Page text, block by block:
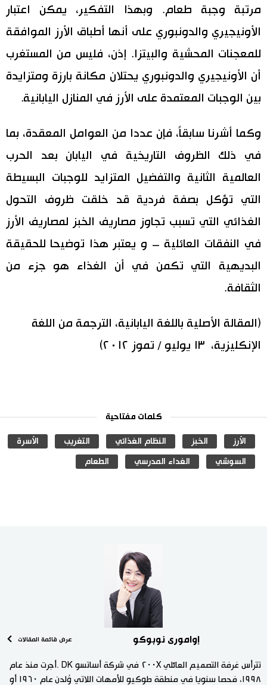
مرتبة وجبة طعام. وبهذا التفكير، يمكن اعتبار
الأونيجيري والدونبوري على أنها أطباق الأرز الموافقة
للمعجنات المحشية والبيتزا. إذن، فليس من المستغرب
أن الأونيجيري والدونبوري يحتلان مكانة بارزة ومتزايدة
بين الوجبات المعتمدة على الأرز في المنازل اليابانية.
وكما أشرنا سابقاً، فإن عددا من العوامل المعقدة، بما
في ذلك الظروف التاريخية في اليابان بعد الحرب
العالمية الثانية والتفضيل المتزايد للوجبات البسيطة
التي تؤكل بصفة فردية قد خلقت ظروف التحول
الغذائي التي تسبب تجاوز مصاريف الخبز لمصاريف الأرز
في النفقات العائلية – و يعتبر هذا توضيحا للحقيقة
البديهية التي تكمن في أن الغذاء هو جزء من
الثقافة.
(المقالة الأصلية باللغة اليابانية، الترجمة من اللغة
الإنكليزية، ١٣ يوليو / تموز ٢٠١٢)
كلمات مفتاحية
الأرز الخبز النظام الغذائي التغريب الأسرة
السوشي الغداء المدرسي الطعام
إوامورى نوبوكو عرض قائمة المقالات
تترأس غرفة التصميم العائلي ٢٠٠X في شركة أساتسو DK .أجرت منذ عام
١٩٩٨، فحصا سنويا في منطقة طوكيو للأمهات اللاتي وُلدن عام ١٩٦٠ أو